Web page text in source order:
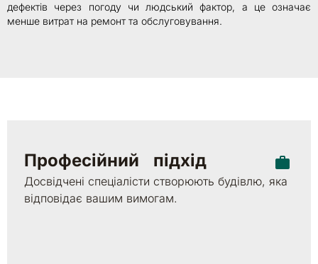
дефектів через погоду чи людський фактор, а це означає
менше витрат на ремонт та обслуговування.
Професійний підхід
Досвідчені спеціалісти створюють будівлю, яка
відповідає вашим вимогам.